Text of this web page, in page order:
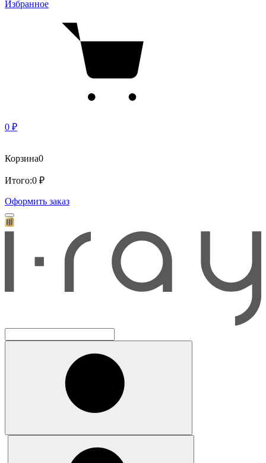
Избранное
0 ₽
Корзина0
Итого:0 ₽
Оформить заказ